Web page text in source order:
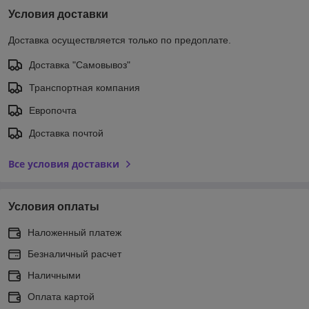
Условия доставки
Доставка осуществляется только по предоплате.
Доставка "Самовывоз"
Транспортная компания
Европочта
Доставка почтой
Все условия доставки
Условия оплаты
Наложенный платеж
Безналичный расчет
Наличными
Оплата картой